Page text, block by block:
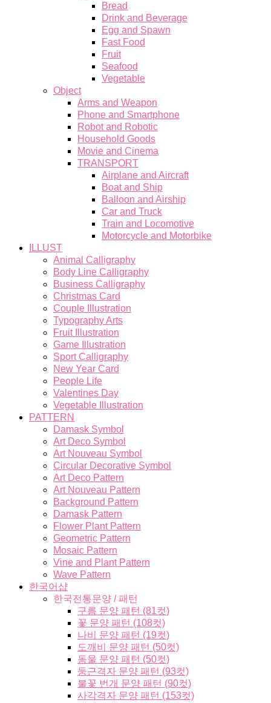
Bread
Drink and Beverage
Egg and Spawn
Fast Food
Fruit
Seafood
Vegetable
Object
Arms and Weapon
Phone and Smartphone
Robot and Robotic
Household Goods
Movie and Cinema
TRANSPORT
Airplane and Aircraft
Boat and Ship
Balloon and Airship
Car and Truck
Train and Locomotive
Motorcycle and Motorbike
ILLUST
Animal Calligraphy
Body Line Calligraphy
Business Calligraphy
Christmas Card
Couple Illustration
Typography Arts
Fruit Illustration
Game Illustration
Sport Calligraphy
New Year Card
People Life
Valentines Day
Vegetable Illustration
PATTERN
Damask Symbol
Art Deco Symbol
Art Nouveau Symbol
Circular Decorative Symbol
Art Deco Pattern
Art Nouveau Pattern
Background Pattern
Damask Pattern
Flower Plant Pattern
Geometric Pattern
Mosaic Pattern
Vine and Plant Pattern
Wave Pattern
한국어샵
한국전통문양 / 패턴
구름 문양 패턴 (81컷)
꽃 문양 패턴 (108컷)
나비 문양 패턴 (19컷)
도깨비 문양 패턴 (50컷)
동물 문양 패턴 (50컷)
둥근격자 문양 패턴 (93컷)
불꽃 번개 문양 패턴 (90컷)
사각격자 문양 패턴 (153컷)